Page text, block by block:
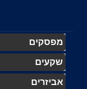
מפסקים
שקעים
אביזרים